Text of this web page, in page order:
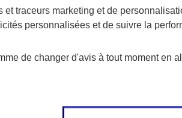
et traceurs marketing et de
personnalisées et de suivre la
de changer d'avis à tout moment en